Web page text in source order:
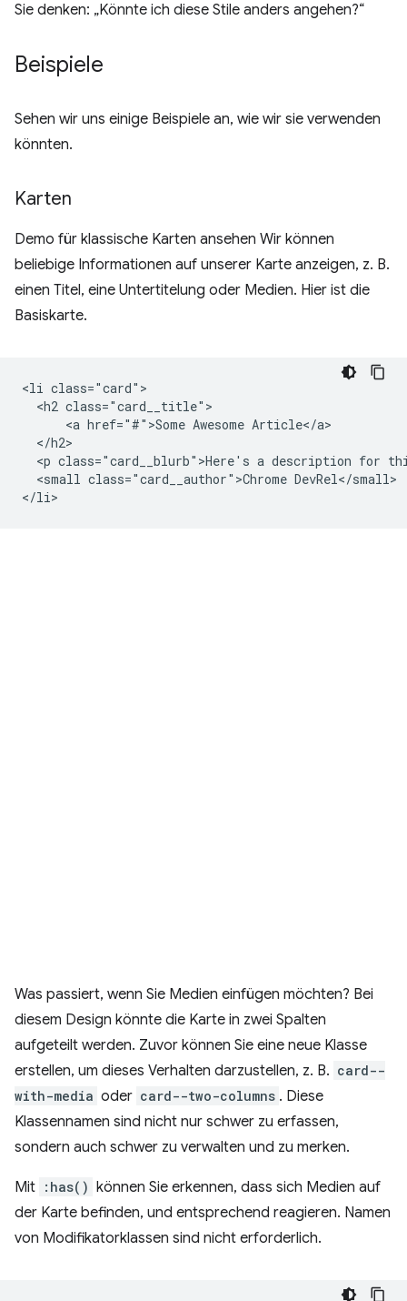
Sie denken: „Könnte ich diese Stile anders angehen?“
Beispiele
Sehen wir uns einige Beispiele an, wie wir sie verwenden
könnten.
Karten
Demo für klassische Karten ansehen Wir können
beliebige Informationen auf unserer Karte anzeigen, z. B.
einen Titel, eine Untertitelung oder Medien. Hier ist die
Basiskarte.
<li class="card">
  <h2 class="card__title">
      <a href="#">Some Awesome Article</a>
  </h2>
<p class="card__blurb">Here's a description for
  <small class="card__author">Chrome DevRel</small>
Was passiert, wenn Sie Medien einfügen möchten? Bei
diesem Design könnte die Karte in zwei Spalten
aufgeteilt werden. Zuvor können Sie eine neue Klasse
erstellen, um dieses Verhalten darzustellen, z. B. card--
with-media oder card--two-columns . Diese
Klassennamen sind nicht nur schwer zu erfassen,
sondern auch schwer zu verwalten und zu merken.
Mit :has() können Sie erkennen, dass sich Medien auf
der Karte befinden, und entsprechend reagieren. Namen
von Modifikatorklassen sind nicht erforderlich.